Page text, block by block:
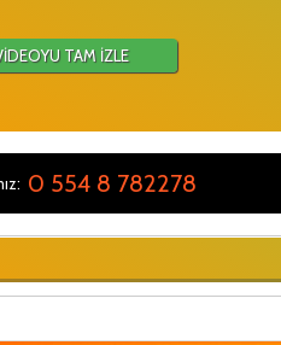
TAM İZLE
0 554 8 782278